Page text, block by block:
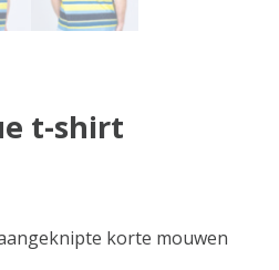
t-shirt
korte mouwen